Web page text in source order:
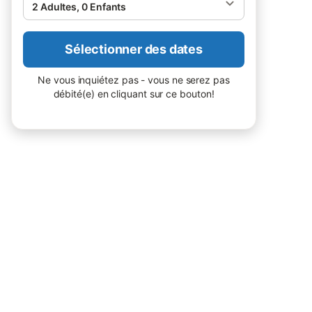
2 Adultes, 0 Enfants
Sélectionner des dates
Ne vous inquiétez pas - vous ne serez pas
débité(e) en cliquant sur ce bouton!